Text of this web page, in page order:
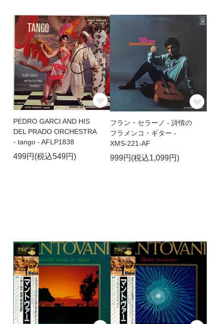
PEDRO GARCI AND HIS
DEL PRADO ORCHESTRA
- tango - AFLP1838
499円(税込549円)
フラン・セラーノ - 詩情の
フラメンコ・ギター -
XMS-221-AF
999円(税込1,099円)